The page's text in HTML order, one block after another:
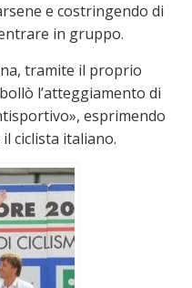
e costringendo di
in gruppo.
tramite il proprio
l’atteggiamento di
esprimendo
ciclista italiano.